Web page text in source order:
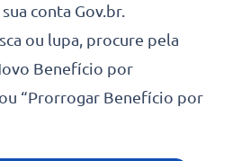
conta Gov.br.
ou lupa, procure pela
Benefício por
“Prorrogar Benefício por